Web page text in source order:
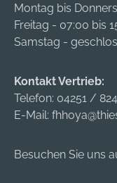
Montag bis
Freitag - 07:00 bis
Samstag -
Kontakt Vertrieb:
Telefon: 04251 /
E-Mail:
Besuchen Sie uns